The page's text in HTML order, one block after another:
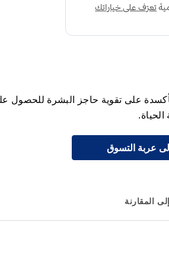
على تقوية حاجز البشرة للحصول
عربة التسوق
المقارنة